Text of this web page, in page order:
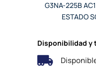
G3NA-225B
ESTADO
Disponibilidad y
